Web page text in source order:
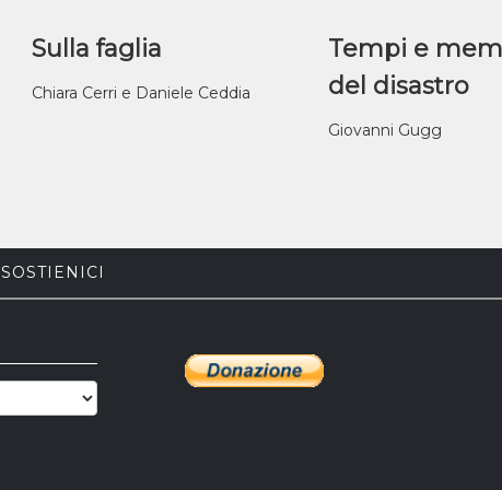
Sulla faglia
Chiara Cerri e Daniele Ceddia
Tempi e
del disastro
Giovanni Gugg
SOSTIENICI